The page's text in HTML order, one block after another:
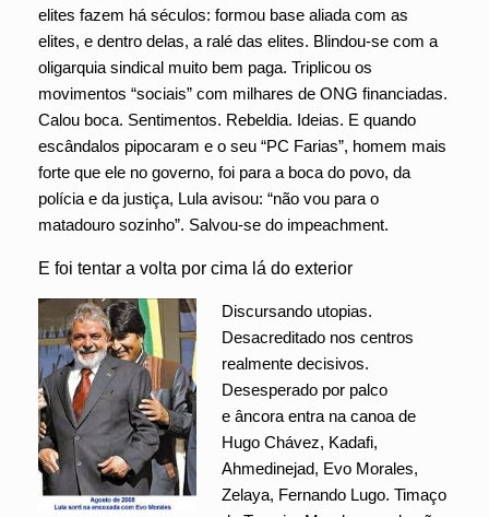
elites fazem há séculos: formou base aliada com as
elites, e dentro delas, a ralé das elites. Blindou-se com a
oligarquia sindical muito bem paga. Triplicou os
movimentos “sociais” com milhares de ONG financiadas.
Calou boca. Sentimentos. Rebeldia. Ideias. E quando
escândalos pipocaram e o seu “PC Farias”, homem mais
forte que ele no governo, foi para a boca do povo, da
polícia e da justiça, Lula avisou: “não vou para o
matadouro sozinho”. Salvou-se do impeachment.
E foi tentar a volta por cima lá do exterior
Discursando utopias.
Desacreditado nos centros
realmente decisivos.
Desesperado por palco
e âncora entra na canoa de
Hugo Chávez, Kadafi,
Ahmedinejad, Evo Morales,
Zelaya, Fernando Lugo. Timaço